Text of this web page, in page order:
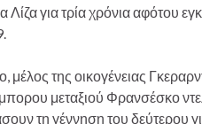
για τρία χρόνια αφότου
της οικογένειας
μεταξιού Φρανσέσκο
τη γέννηση του δεύτερου